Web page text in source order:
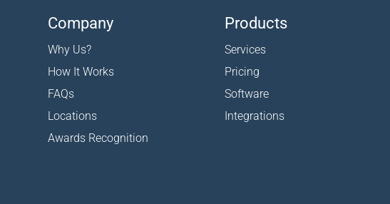
Company
Why Us?
How It Works
FAQs
Locations
Awards Recognition
Products
Services
Pricing
Software
Integrations